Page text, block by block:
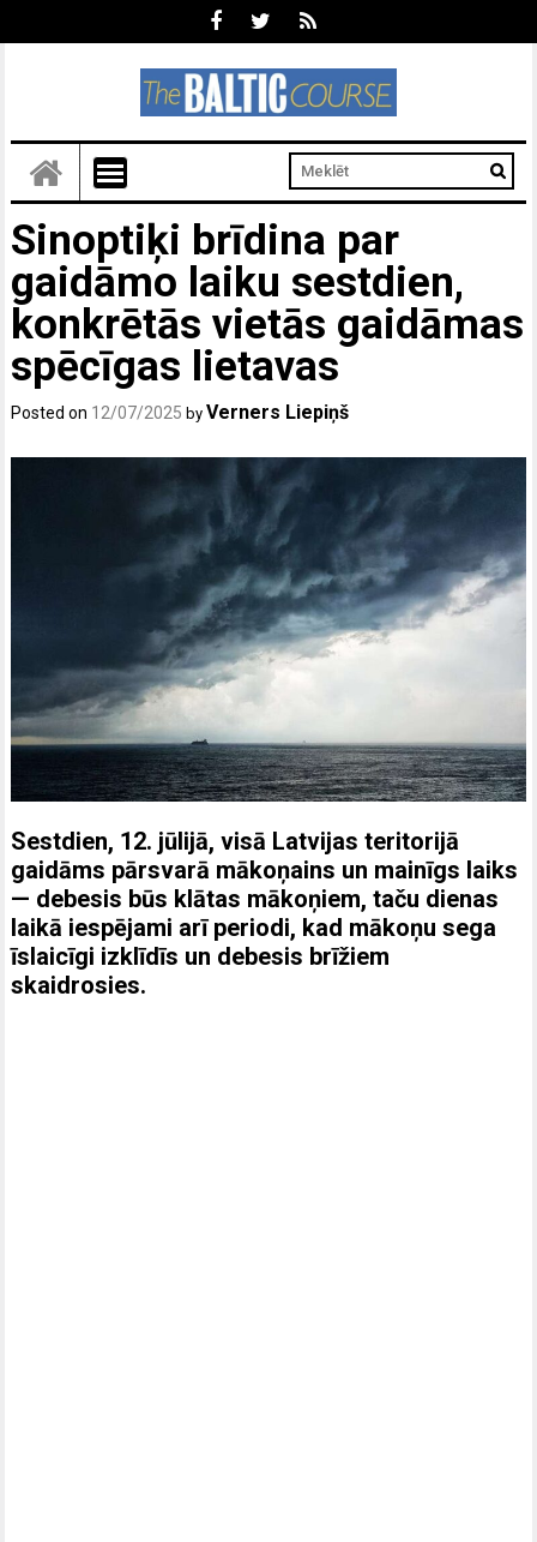
Sinoptiķi brīdina par
gaidāmo laiku sestdien,
konkrētās vietās gaidāmas
spēcīgas lietavas
Posted on 12/07/2025 byVerners Liepiņš
Sestdien, 12. jūlijā, visā Latvijas teritorijā
gaidāms pārsvarā mākoņains un mainīgs laiks
— debesis būs klātas mākoņiem, taču dienas
laikā iespējami arī periodi, kad mākoņu sega
īslaicīgi izklīdīs un debesis brīžiem
skaidrosies.